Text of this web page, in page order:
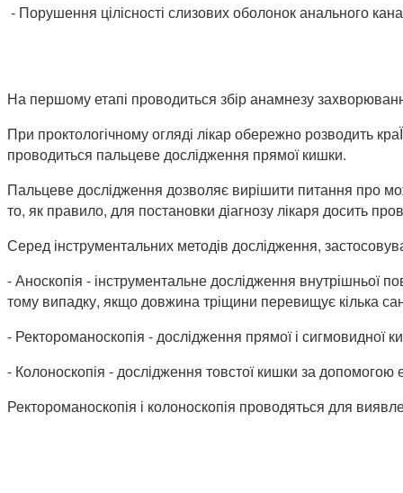
- Порушення цілісності слизових оболонок анального
На першому етапі проводиться збір анамнезу
При проктологічному огляді лікар обережно розводить
проводиться пальцеве дослідження прямої кишки.
Пальцеве дослідження дозволяє вирішити питання про
то, як правило, для постановки діагнозу лікаря досить
Серед інструментальних методів дослідження,
- Аноскопія - інструментальне дослідження внутрішньої
тому випадку, якщо довжина тріщини перевищує кілька
- Ректороманоскопія - дослідження прямої і сигмовидної
- Колоноскопія - дослідження товстої кишки за допомогою
Ректороманоскопія і колоноскопія проводяться для